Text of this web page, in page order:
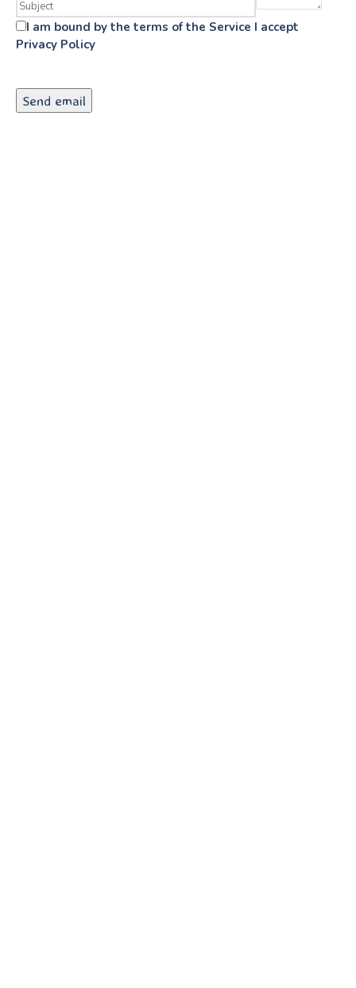
I am bound by the terms of the Service I accept
Privacy Policy